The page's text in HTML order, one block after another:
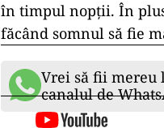
în timpul nopţii. În
făcând somnul să fie
Vrei să fii mereu
canalul de